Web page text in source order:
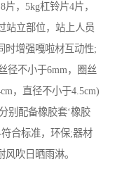
，5kg杠铃片4片，
站立部位，站上人员
时增强嘎啦材互动性;
径不小于6mm，圈丝
，直径不小于4.5cm)
别配备橡胶套‘橡胶
合标准，环保;器材
吹日晒雨淋。